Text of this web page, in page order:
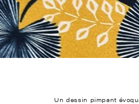
Un dessin pimpant